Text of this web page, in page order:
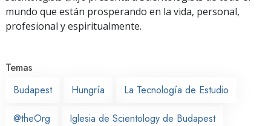
mundo que están prosperando en la vida, personal,
profesional y espiritualmente.
Temas
Budapest
Hungría La Tecnología de Estudio
@theOrg Iglesia de Scientology de Budapest